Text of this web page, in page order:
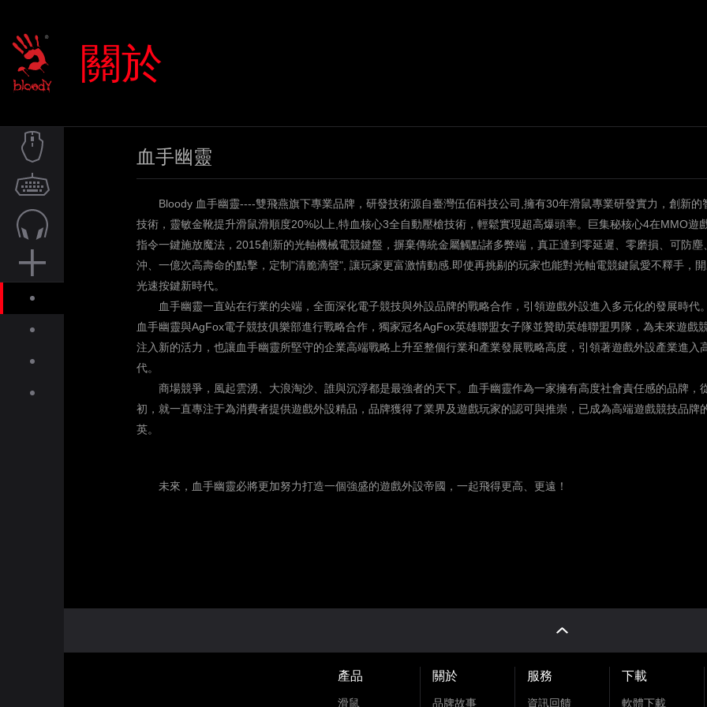
滑鼠
鍵盤
周邊
關於
服務
下載
關於
血手幽靈
Bloody 血手幽靈----雙飛燕旗下專業品牌 ， 研發技術源自臺灣伍佰科技公司 擁有30年滑鼠專業研發實力 ， 創新的
技術，靈敏金靴提升滑鼠滑順度20%以上 特血核心3全自動壓槍技術，輕鬆實現超高爆頭率。巨集秘核心4在MMO遊
指令一鍵施放魔法， 2015創新的光軸機械電競鍵盤，摒棄傳統金屬觸點諸多弊端，真正達到零延遲、零磨損、可防塵
沖、一億次高壽命的點擊，定制"清脆滴聲", 讓玩家更富激情動感. 即使再挑剔的玩家也能對光軸電競鍵鼠愛不釋手，
光速按鍵新時代。
血手幽靈一直站在行業的尖端，全面深化電子競技與外設品牌的戰略合作，引領遊戲外設進入多元化的發展時代
血手幽靈與AgFox電子競技俱樂部進行戰略合作，獨家冠名AgFox英雄聯盟女子隊並贊助英雄聯盟男隊，為未來遊戲
注入新的活力，也讓血手幽靈所堅守的企業高端戰略上升至整個行業和產業發展戰略高度，引領著遊戲外設產業進入
代。
商場競爭，風起雲湧、大浪淘沙、誰與沉浮都是最強者的天下。血手幽靈作為一家擁有高度社會責任感的品牌，
初，就一直專注于為消費者提供遊戲外設精品，品牌獲得了業界及遊戲玩家的認可與推崇，已成為高端遊戲競技品牌
英。
未來，血手幽靈必將更加努力打造一個強盛的遊戲外設帝國，一起飛得更高、更遠！
產品
滑鼠
關於
品牌故事
服務
資訊回饋
下載
軟體下載